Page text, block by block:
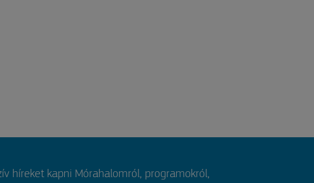
híreket kapni Mórahalomról, programokról,